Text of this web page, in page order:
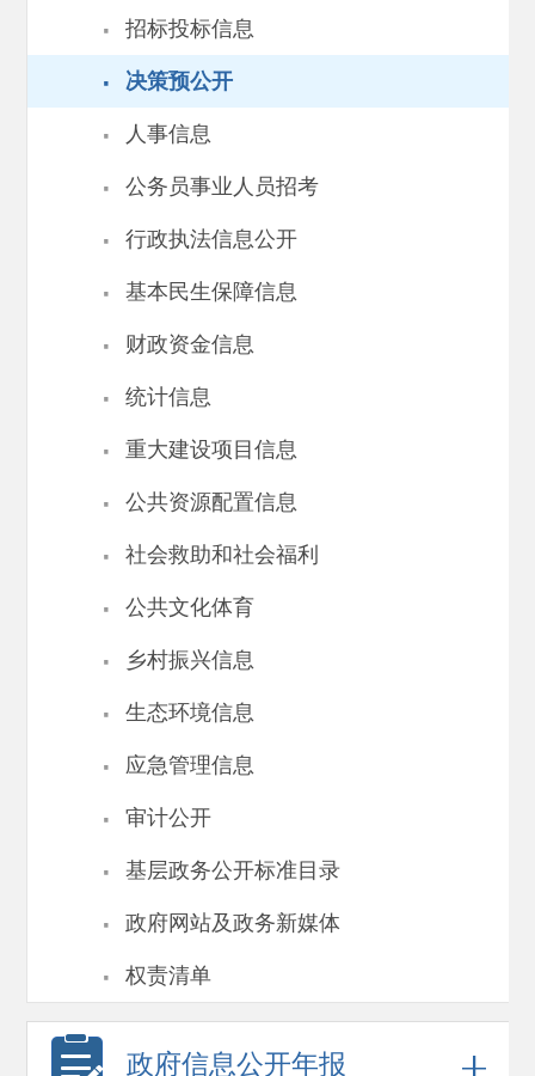
· 招标投标信息
· 决策预公开
· 人事信息
· 公务员事业人员招考
· 行政执法信息公开
· 基本民生保障信息
· 财政资金信息
· 统计信息
· 重大建设项目信息
· 公共资源配置信息
· 社会救助和社会福利
· 公共文化体育
· 乡村振兴信息
· 生态环境信息
· 应急管理信息
· 审计公开
· 基层政务公开标准目录
· 政府网站及政务新媒体
· 权责清单
政府信息公开年报